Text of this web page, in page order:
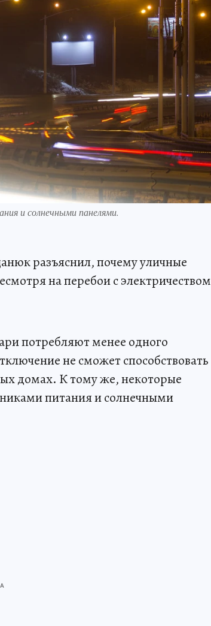
и солнечными панелями.
разъяснил, почему уличные
на перебои с электричеством
потребляют менее одного
не сможет способствовать
домах. К тому же, некоторые
питания и солнечными